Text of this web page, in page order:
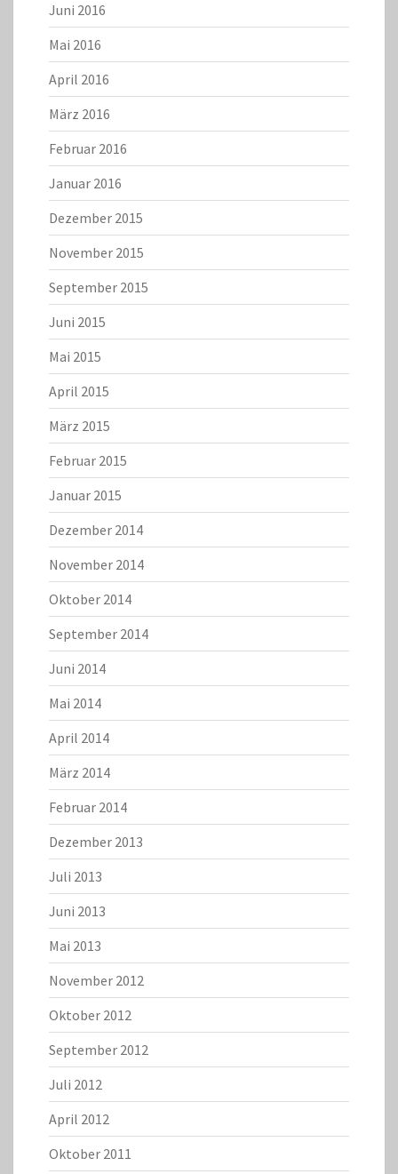
Juni 2016
Mai 2016
April 2016
März 2016
Februar 2016
Januar 2016
Dezember 2015
November 2015
September 2015
Juni 2015
Mai 2015
April 2015
März 2015
Februar 2015
Januar 2015
Dezember 2014
November 2014
Oktober 2014
September 2014
Juni 2014
Mai 2014
April 2014
März 2014
Februar 2014
Dezember 2013
Juli 2013
Juni 2013
Mai 2013
November 2012
Oktober 2012
September 2012
Juli 2012
April 2012
Oktober 2011